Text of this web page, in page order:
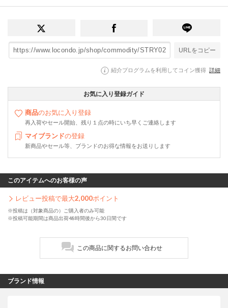
URLをコピー
紹介プログラムを利用してコイン獲得 詳細
お気に入り登録ガイド
商品のお気に入り登録
再入荷やセール開始、残り１点の時にいち早くご連絡します
マイブランドの登録
新商品やセール等、ブランドのお得な情報をお送りします
このアイテムへのお客様の声
レビュー投稿で最大2,000ポイント
※投稿は（対象商品の）ご購入者のみ可能
※投稿可能期間は商品出荷48時間後から30日間です
この商品に関するお問い合わせ
ブランド情報